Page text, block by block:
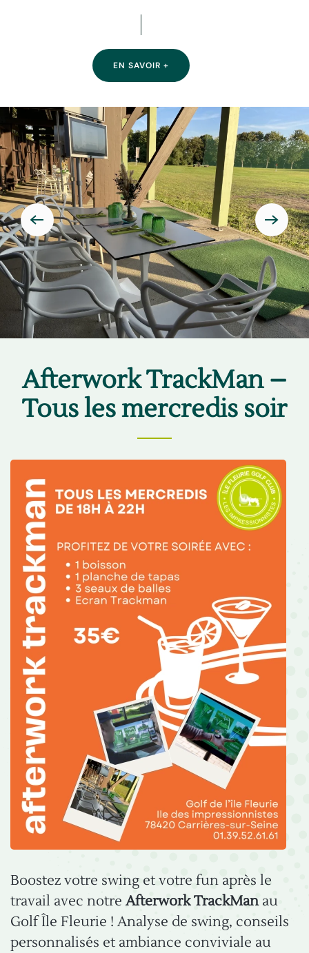
EN SAVOIR +
Afterwork TrackMan –
Tous les mercredis soir
Boostez votre swing et votre fun après le
travail avec notre Afterwork TrackManau
Golf Île Fleurie ! Analyse de swing, conseils
personnalisés et ambiance conviviale au